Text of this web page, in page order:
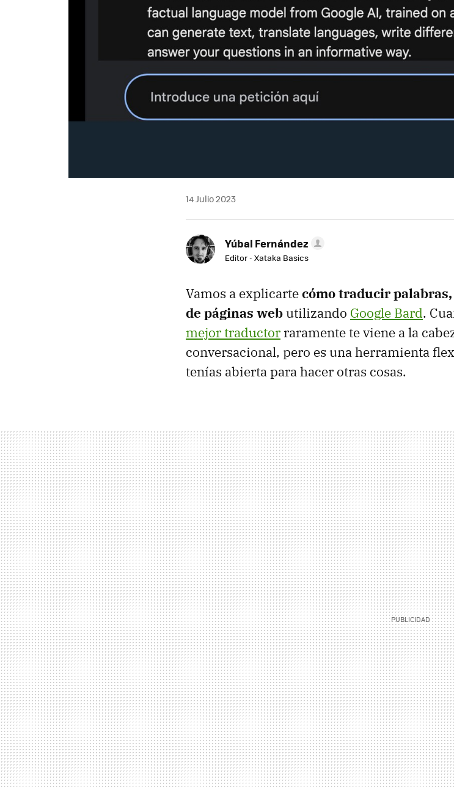
14 Julio 2023
Yúbal Fernández
Editor - Xataka Basics
Vamos a explicartecómo traducir
de páginas webutilizando Google Bard.
mejor traductor raramente te viene a la
conversacional, pero es una herramienta
tenías abierta para hacer otras cosas.